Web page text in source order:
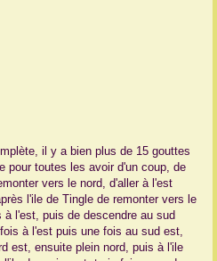
il y a bien plus de 15 gouttes
pour toutes les avoir d'un coup, de
vers le nord, d'aller à l'est
l'ile de Tingle de remonter vers le
l'est, puis de descendre au sud
à l'est puis une fois au sud est,
est, ensuite plein nord, puis à l'ile